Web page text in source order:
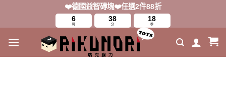
❤️德國益智磚塊❤️任選2件88折
6
時
38
分
16
秒